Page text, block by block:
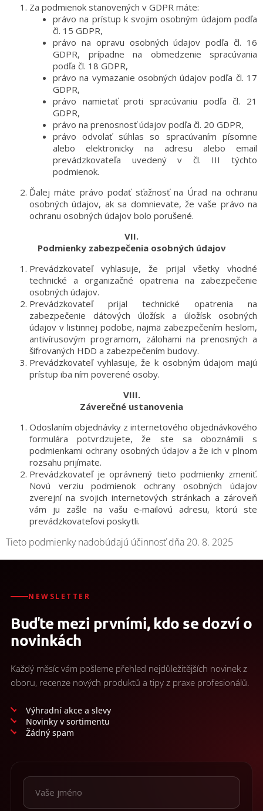
Za podmienok stanovených v GDPR máte:
právo na prístup k svojim osobným údajom podľa
čl. 15 GDPR,
právo na opravu osobných údajov podľa čl. 16
GDPR, prípadne na obmedzenie spracúvania
podľa čl. 18 GDPR,
právo na vymazanie osobných údajov podľa čl. 17
GDPR,
právo namietať proti spracúvaniu podľa čl. 21
GDPR,
právo na prenosnosť údajov podľa čl. 20 GDPR,
právo odvolať súhlas so spracúvaním písomne
alebo elektronicky na adresu alebo email
prevádzkovateľa uvedený v čl. III týchto
podmienok.
Ďalej máte právo podať sťažnosť na Úrad na ochranu
osobných údajov, ak sa domnievate, že vaše právo na
ochranu osobných údajov bolo porušené.
VII.
Podmienky zabezpečenia osobných údajov
Prevádzkovateľ vyhlasuje, že prijal všetky vhodné
technické a organizačné opatrenia na zabezpečenie
osobných údajov.
Prevádzkovateľ prijal technické opatrenia na
zabezpečenie dátových úložísk a úložísk osobných
údajov v listinnej podobe, najmä zabezpečením heslom,
antivírusovým programom, zálohami na prenosných a
šifrovaných HDD a zabezpečením budovy.
Prevádzkovateľ vyhlasuje, že k osobným údajom majú
prístup iba ním poverené osoby.
VIII.
Záverečné ustanovenia
Odoslaním objednávky z internetového objednávkového
formulára potvrdzujete, že ste sa oboznámili s
podmienkami ochrany osobných údajov a že ich v plnom
rozsahu prijímate.
Prevádzkovateľ je oprávnený tieto podmienky zmeniť.
Novú verziu podmienok ochrany osobných údajov
zverejní na svojich internetových stránkach a zároveň
vám ju zašle na vašu e‑mailovú adresu, ktorú ste
prevádzkovateľovi poskytli.
Tieto podmienky nadobúdajú účinnosť dňa 20. 8. 2025
NEWSLETTER
Buďte mezi prvními, kdo se dozví o
novinkách
Každý měsíc vám pošleme přehled nejdůležitějších novinek z
oboru, recenze nových produktů a tipy z praxe profesionálů.
Výhradní akce a slevy
Novinky v sortimentu
Žádný spam